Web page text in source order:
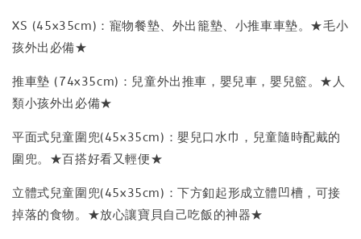
XS (45x35cm)：寵物餐墊、外出籠墊、小推車車墊。★毛小
孩外出必備★
推車墊 (74x35cm)：兒童外出推車，嬰兒車，嬰兒籃。★人
類小孩外出必備★
平面式兒童圍兜(45x35cm)：嬰兒口水巾，兒童隨時配戴的
圍兜。★百搭好看又輕便★
立體式兒童圍兜(45x35cm)：下方釦起形成立體凹槽，可接
掉落的食物。★放心讓寶貝自己吃飯的神器★